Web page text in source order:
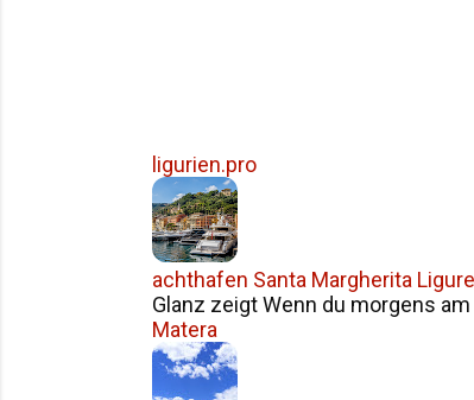
ligurien.pro
achthafen Santa Margherita
Glanz zeigt Wenn du morgens
Matera